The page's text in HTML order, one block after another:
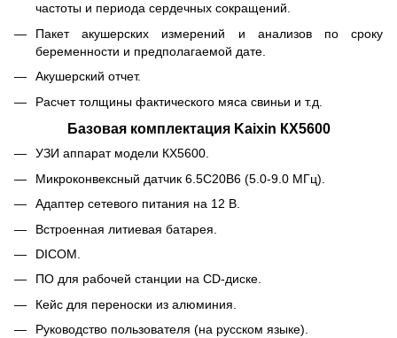
частоты и периода сердечных сокращений.
Пакет акушерских измерений и анализов по сроку
беременности и предполагаемой дате.
Акушерский отчет.
Расчет толщины фактического мяса свиньи и т.д.
Базовая комплектация Kaixin КХ5600
УЗИ аппарат модели КХ5600.
Микроконвексный датчик 6.5С20В6 (5.0-9.0 МГц).
Адаптер сетевого питания на 12 В.
Встроенная литиевая батарея.
DICOM.
ПО для рабочей станции на CD-диске.
Кейс для переноски из алюминия.
Руководство пользователя (на русском языке).